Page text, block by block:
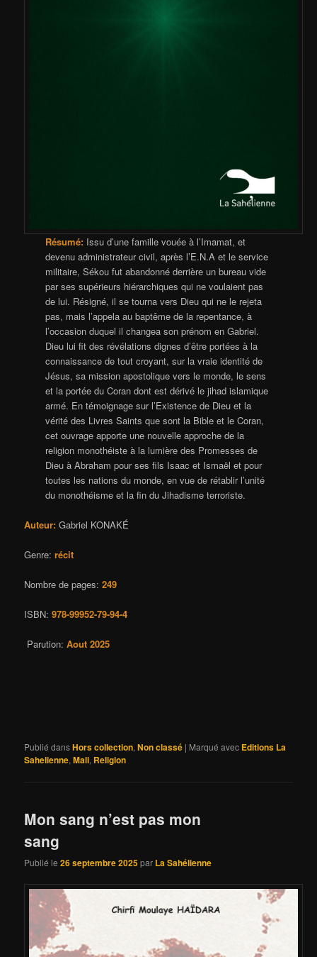
Résumé: Issu d’une famille vouée à l’Imamat, et
devenu administrateur civil, après l’E.N.A et le service
militaire, Sékou fut abandonné derrière un bureau vide
par ses supérieurs hiérarchiques qui ne voulaient pas
de lui. Résigné, il se tourna vers Dieu qui ne le rejeta
pas, mais l’appela au baptême de la repentance, à
l’occasion duquel il changea son prénom en Gabriel.
Dieu lui fit des révélations dignes d’être portées à la
connaissance de tout croyant, sur la vraie identité de
Jésus, sa mission apostolique vers le monde, le sens
et la portée du Coran dont est dérivé le jihad islamique
armé. En témoignage sur l’Existence de Dieu et la
vérité des Livres Saints que sont la Bible et le Coran,
cet ouvrage apporte une nouvelle approche de la
religion monothéiste à la lumière des Promesses de
Dieu à Abraham pour ses fils Isaac et Ismaël et pour
toutes les nations du monde, en vue de rétablir l’unité
du monothéisme et la fin du Jihadisme terroriste.
Auteur: Gabriel KONAKÉ
Genre:récit
Nombre de pages:249
ISBN:978-99952-79-94-4
Parution:Aout 2025
Publié dansHors collection,Non classé | Marqué avec Editions La
Sahelienne,Mali, Religion
Mon sang n’est pas mon
Publié le26 septembre 2025par La Sahélienne